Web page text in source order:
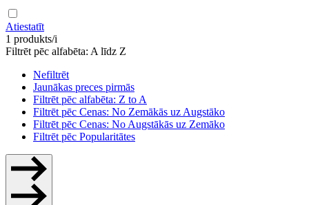
Atiestatīt
1 produkts/i
Filtrēt pēc alfabēta: A līdz Z
Nefiltrēt
Jaunākas preces pirmās
Filtrēt pēc alfabēta: Z to A
Filtrēt pēc Cenas: No Zemākās uz Augstāko
Filtrēt pēc Cenas: No Augstākās uz Zemāko
Filtrēt pēc Popularitātes